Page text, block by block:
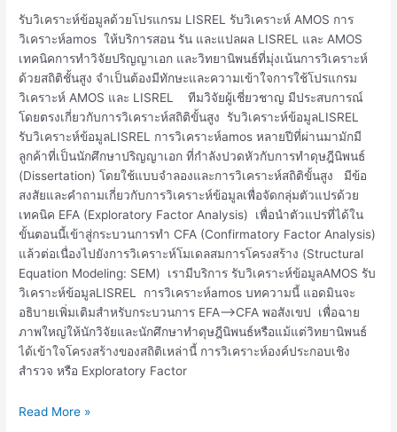
รับวิเคราะห์ข้อมูลด้วยโปรแกรม LISREL รับวิเคราะห์ AMOS การ
วิเคราะห์amos ให้บริการสอน รัน และแปลผล LISREL และ AMOS
เทคนิคการทำวิจัยปริญญาเอก และวิทยานิพนธ์ที่มุ่งเน้นการวิเคราะห์
ด้วยสถิติชั้นสูง จำเป็นต้องมีทักษะและความเข้าใจการใช้โปรแกรม
วิเคราะห์ AMOS และ LISREL ทีมวิจัยผู้เชี่ยวชาญ มีประสบการณ์
โดยตรงเกี่ยวกับการวิเคราะห์สถิติขั้นสูง รับวิเคราะห์ข้อมูลLISREL
รับวิเคราะห์ข้อมูลLISREL การวิเคราะห์amos หลายปีที่ผ่านมามักมี
ลูกค้าที่เป็นนักศึกษาปริญญาเอก ที่กำลังปวดหัวกับการทำดุษฎีนิพนธ์
(Dissertation) โดยใช้แบบจำลองและการวิเคราะห์สถิติขั้นสูง มีข้อ
สงสัยและคำถามเกี่ยวกับการวิเคราะห์ข้อมูลเพื่อจัดกลุ่มตัวแปรด้วย
เทคนิค EFA (Exploratory Factor Analysis) เพื่อนำตัวแปรที่ได้ใน
ขั้นตอนนี้เข้าสู่กระบวนการทำ CFA (Confirmatory Factor Analysis)
แล้วต่อเนื่องไปยังการวิเคราะห์โมเดลสมการโครงสร้าง (Structural
Equation Modeling: SEM) เรามีบริการ รับวิเคราะห์ข้อมูลAMOS รับ
วิเคราะห์ข้อมูลLISREL การวิเคราะห์amos บทความนี้ แอดมินจะ
อธิบายเพิ่มเติมสำหรับกระบวนการ EFA—>CFA พอสังเขป เพื่อฉาย
ภาพใหญ่ให้นักวิจัยและนักศึกษาทำดุษฎีนิพนธ์หรือแม้แต่วิทยานิพนธ์
ได้เข้าใจโครงสร้างของสถิติเหล่านี้ การวิเคราะห์องค์ประกอบเชิง
สำรวจ หรือ Exploratory Factor
Factor
Analysis
(EFA
)
และ
Confirmatory
Factor
Analysis(CFA)
Read More »